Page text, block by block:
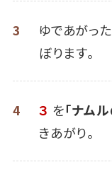
3
ゆであがっ
ぼります。
4 ３ を「ナム
きあがり。